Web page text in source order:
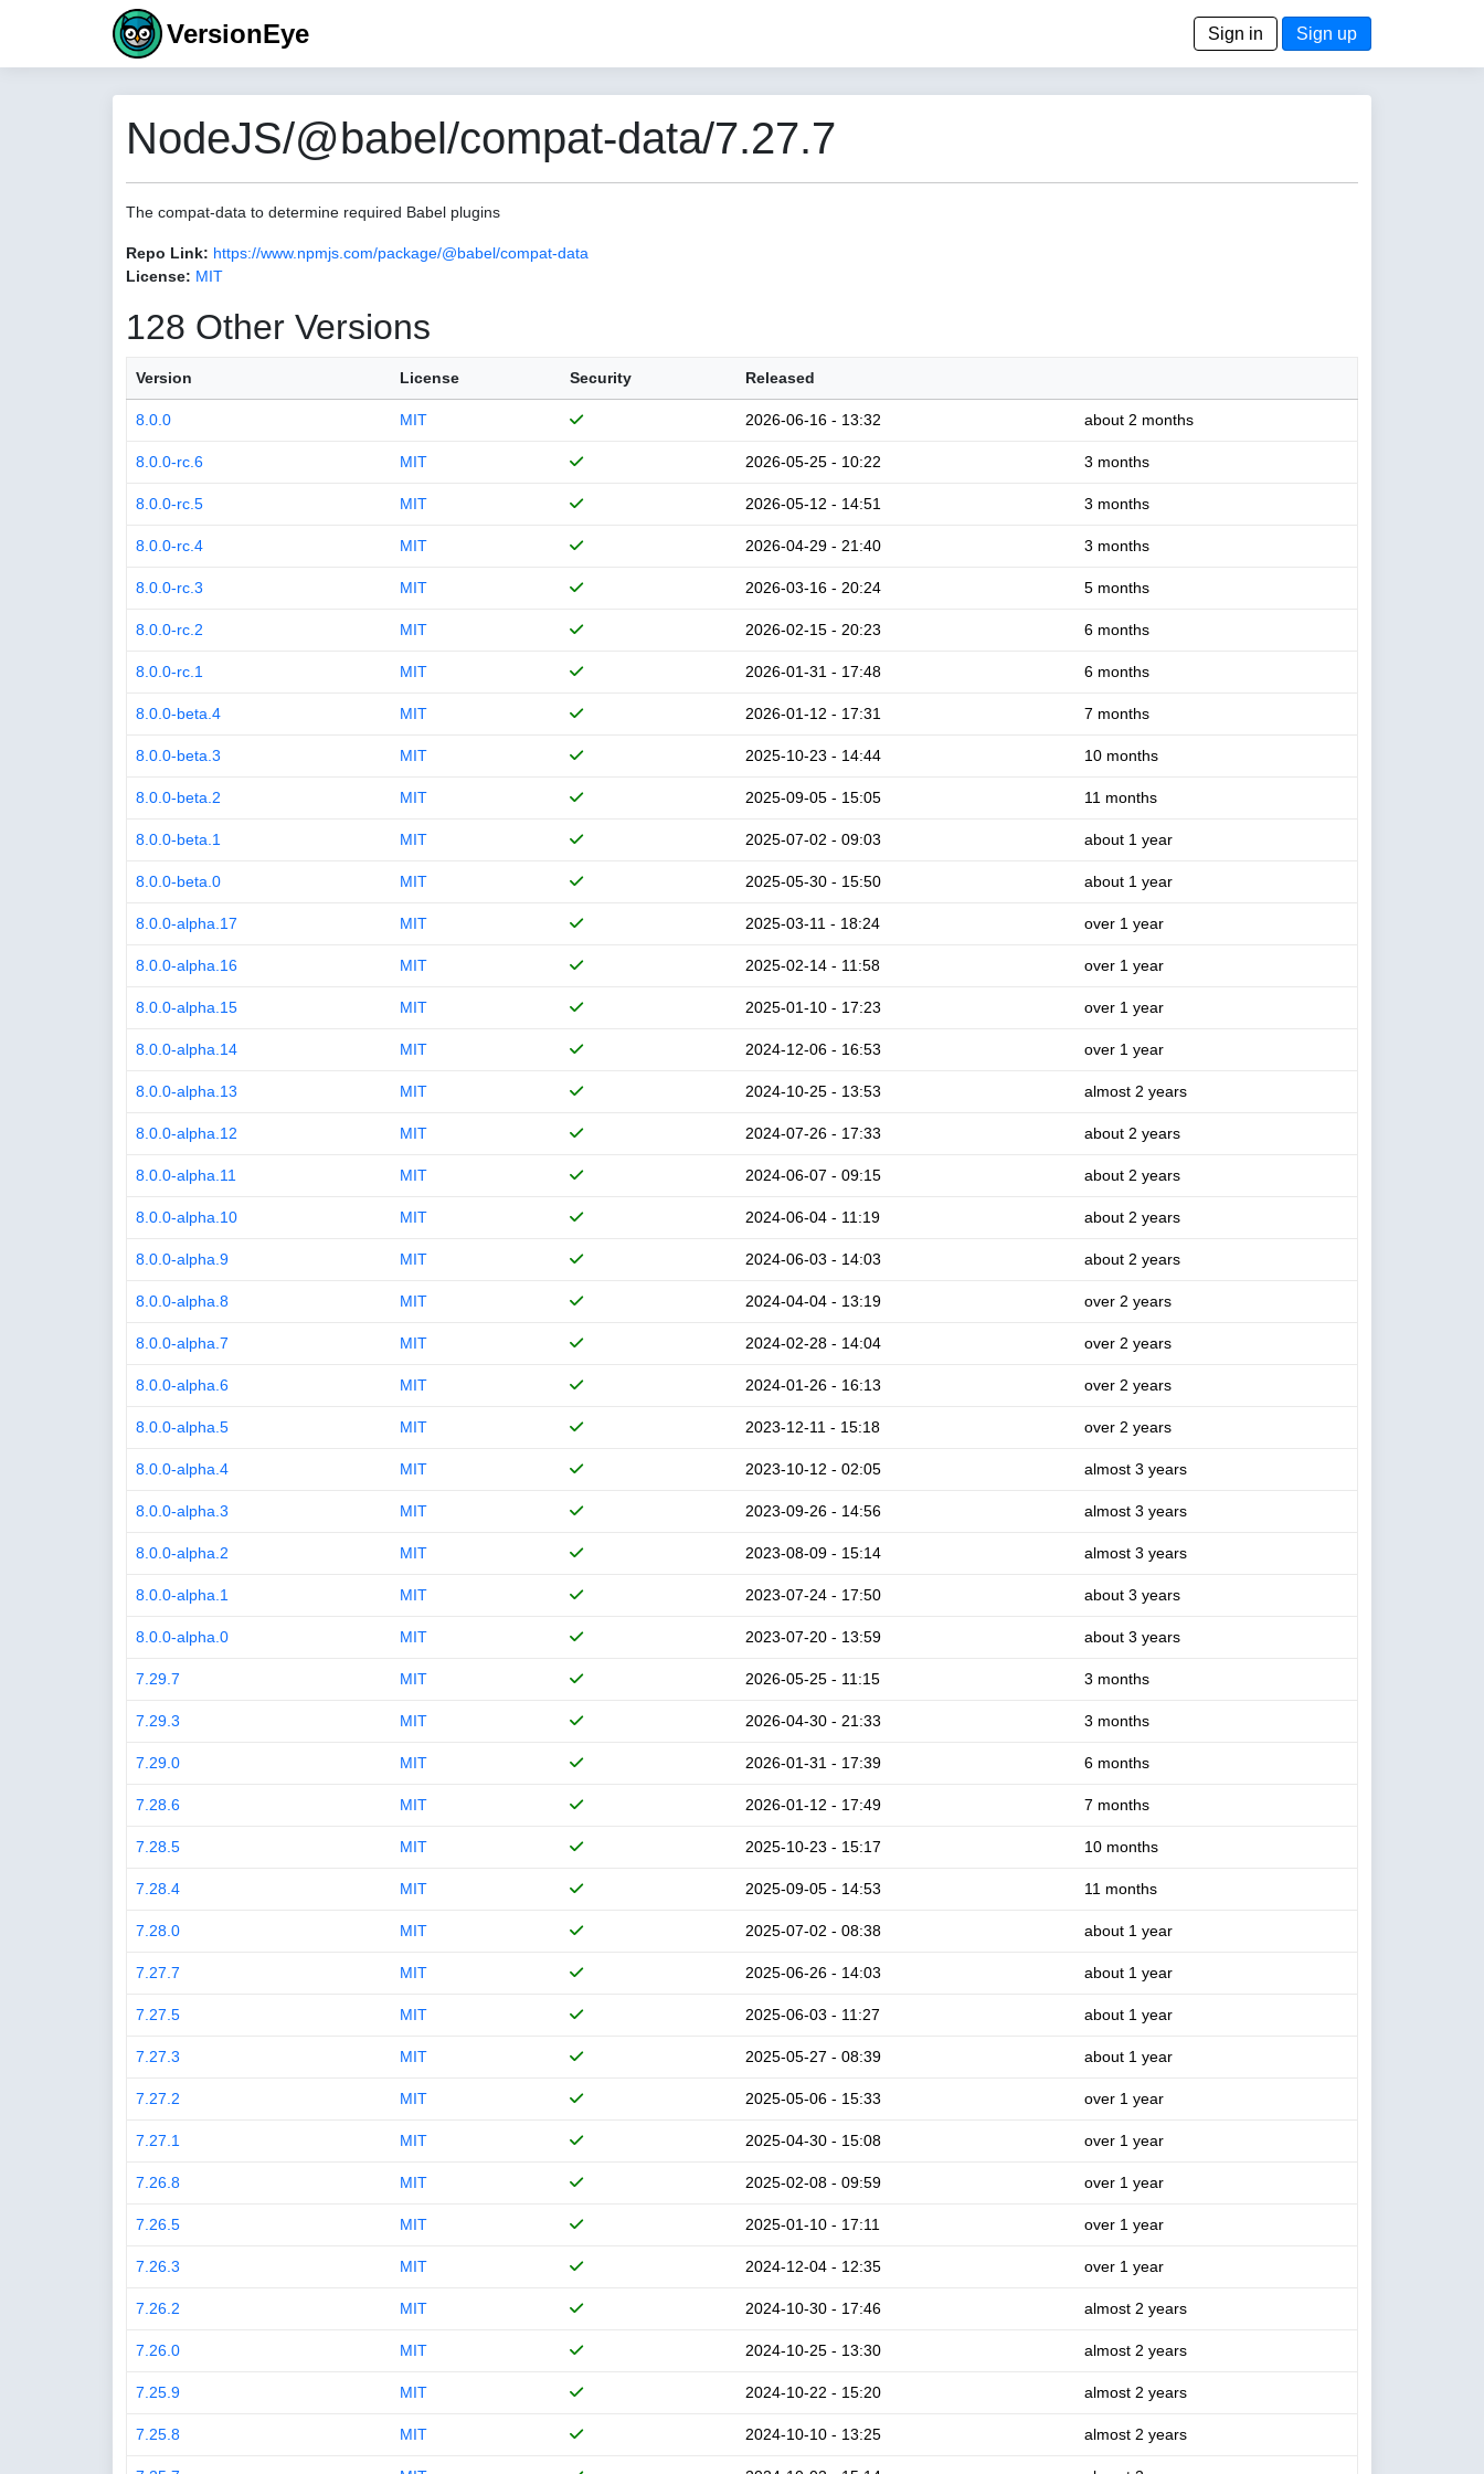
VersionEye Sign in Sign up
NodeJS/@babel/compat-data/7.27.7
The compat-data to determine required Babel plugins
Repo Link: https://www.npmjs.com/package/@babel/compat-data
License: MIT
128 Other Versions
Version License Security Released
8.0.0 MIT 2026-06-16 - 13:32 about 2 months
8.0.0-rc.6 MIT 2026-05-25 - 10:22 3 months
8.0.0-rc.5 MIT 2026-05-12 - 14:51 3 months
8.0.0-rc.4 MIT 2026-04-29 - 21:40 3 months
8.0.0-rc.3 MIT 2026-03-16 - 20:24 5 months
8.0.0-rc.2 MIT 2026-02-15 - 20:23 6 months
8.0.0-rc.1 MIT 2026-01-31 - 17:48 6 months
8.0.0-beta.4 MIT 2026-01-12 - 17:31 7 months
8.0.0-beta.3 MIT 2025-10-23 - 14:44 10 months
8.0.0-beta.2 MIT 2025-09-05 - 15:05 11 months
8.0.0-beta.1 MIT 2025-07-02 - 09:03 about 1 year
8.0.0-beta.0 MIT 2025-05-30 - 15:50 about 1 year
8.0.0-alpha.17 MIT 2025-03-11 - 18:24 over 1 year
8.0.0-alpha.16 MIT 2025-02-14 - 11:58 over 1 year
8.0.0-alpha.15 MIT 2025-01-10 - 17:23 over 1 year
8.0.0-alpha.14 MIT 2024-12-06 - 16:53 over 1 year
8.0.0-alpha.13 MIT 2024-10-25 - 13:53 almost 2 years
8.0.0-alpha.12 MIT 2024-07-26 - 17:33 about 2 years
8.0.0-alpha.11 MIT 2024-06-07 - 09:15 about 2 years
8.0.0-alpha.10 MIT 2024-06-04 - 11:19 about 2 years
8.0.0-alpha.9 MIT 2024-06-03 - 14:03 about 2 years
8.0.0-alpha.8 MIT 2024-04-04 - 13:19 over 2 years
8.0.0-alpha.7 MIT 2024-02-28 - 14:04 over 2 years
8.0.0-alpha.6 MIT 2024-01-26 - 16:13 over 2 years
8.0.0-alpha.5 MIT 2023-12-11 - 15:18 over 2 years
8.0.0-alpha.4 MIT 2023-10-12 - 02:05 almost 3 years
8.0.0-alpha.3 MIT 2023-09-26 - 14:56 almost 3 years
8.0.0-alpha.2 MIT 2023-08-09 - 15:14 almost 3 years
8.0.0-alpha.1 MIT 2023-07-24 - 17:50 about 3 years
8.0.0-alpha.0 MIT 2023-07-20 - 13:59 about 3 years
7.29.7 MIT 2026-05-25 - 11:15 3 months
7.29.3 MIT 2026-04-30 - 21:33 3 months
7.29.0 MIT 2026-01-31 - 17:39 6 months
7.28.6 MIT 2026-01-12 - 17:49 7 months
7.28.5 MIT 2025-10-23 - 15:17 10 months
7.28.4 MIT 2025-09-05 - 14:53 11 months
7.28.0 MIT 2025-07-02 - 08:38 about 1 year
7.27.7 MIT 2025-06-26 - 14:03 about 1 year
7.27.5 MIT 2025-06-03 - 11:27 about 1 year
7.27.3 MIT 2025-05-27 - 08:39 about 1 year
7.27.2 MIT 2025-05-06 - 15:33 over 1 year
7.27.1 MIT 2025-04-30 - 15:08 over 1 year
7.26.8 MIT 2025-02-08 - 09:59 over 1 year
7.26.5 MIT 2025-01-10 - 17:11 over 1 year
7.26.3 MIT 2024-12-04 - 12:35 over 1 year
7.26.2 MIT 2024-10-30 - 17:46 almost 2 years
7.26.0 MIT 2024-10-25 - 13:30 almost 2 years
7.25.9 MIT 2024-10-22 - 15:20 almost 2 years
7.25.8 MIT 2024-10-10 - 13:25 almost 2 years